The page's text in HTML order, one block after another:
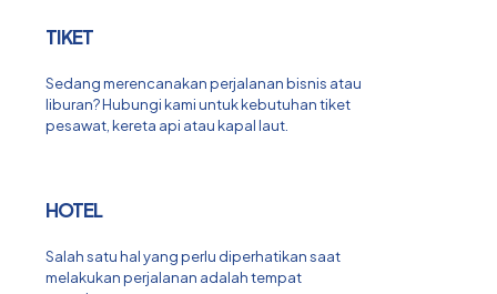
TIKET
Sedang merencanakan perjalanan bisnis atau
liburan? Hubungi kami untuk kebutuhan tiket
pesawat, kereta api atau kapal laut.
HOTEL
Salah satu hal yang perlu diperhatikan saat
melakukan perjalanan adalah tempat